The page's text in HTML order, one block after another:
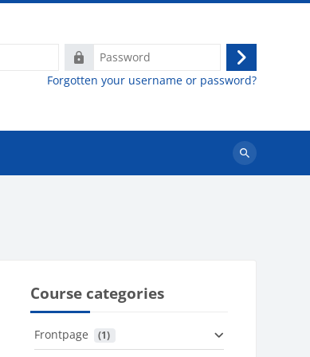
Password
Log
in
Forgotten your username or password?
Search
Course categories
Frontpage (1)